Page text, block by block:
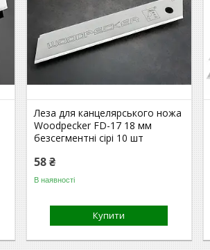
Леза для канцелярського ножа
Woodpecker FD-17 18 мм
безсегментні сірі 10 шт
58 ₴
В наявності
Купити